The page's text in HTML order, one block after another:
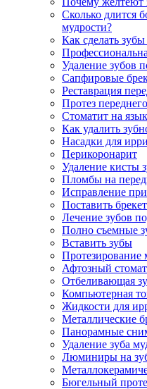
Сколько длится
мудрости?
Как сделать зубы
Удаление зубов
Сапфировые
Реставрация
Протез
Стоматит на
Как удалить
Насадки для
Перикоронарит
Удаление кисты
Пломбы на
Исправление
Поставить
Лечение зубов
Полно съемные
Вставить зубы
Протезирование
Афтозный
Отбеливающая
Компьютерная
Жидкости для
Металлические
Панорамные
Удаление зуба
Люминиры на
Бюгельный